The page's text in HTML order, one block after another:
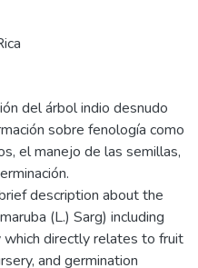
del árbol indio desnudo
sobre fenología como
el manejo de las semillas,
description about the
(L.) Sarg) including
directly relates to fruit
and germination